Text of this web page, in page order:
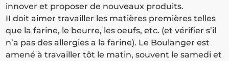
innover et proposer de nouveaux produits.
II doit aimer travailler les matières premières telles
que la farine, le beurre, les oeufs, etc. (et vérifier s’il
n’a pas des allergies a la farine). Le Boulanger est
amené à travailler tôt le matin, souvent le samedi et